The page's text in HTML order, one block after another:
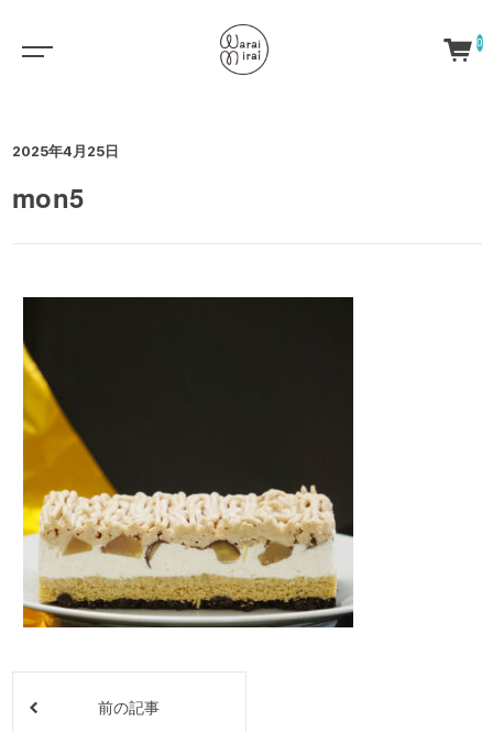
0
2025年4月25日
mon5
前の記事